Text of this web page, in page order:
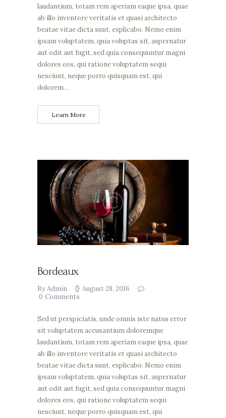
laudantium, totam rem aperiam eaque ipsa, quae
ab illo inventore veritatis et quasi architecto
beatae vitae dicta sunt, explicabo. Nemo enim
ipsam voluptatem, quia voluptas sit, aspernatur
aut odit aut fugit, sed quia consequuntur magni
dolores eos, qui ratione voluptatem sequi
nesciunt, neque porro quisquam est, qui
dolorem…
Learn More
Bordeaux
By Admin
August 28, 2016
0 Comments
Sed ut perspiciatis, unde omnis iste natus error
sit voluptatem accusantium doloremque
laudantium, totam rem aperiam eaque ipsa, quae
ab illo inventore veritatis et quasi architecto
beatae vitae dicta sunt, explicabo. Nemo enim
ipsam voluptatem, quia voluptas sit, aspernatur
aut odit aut fugit, sed quia consequuntur magni
dolores eos, qui ratione voluptatem sequi
nesciunt, neque porro quisquam est, qui